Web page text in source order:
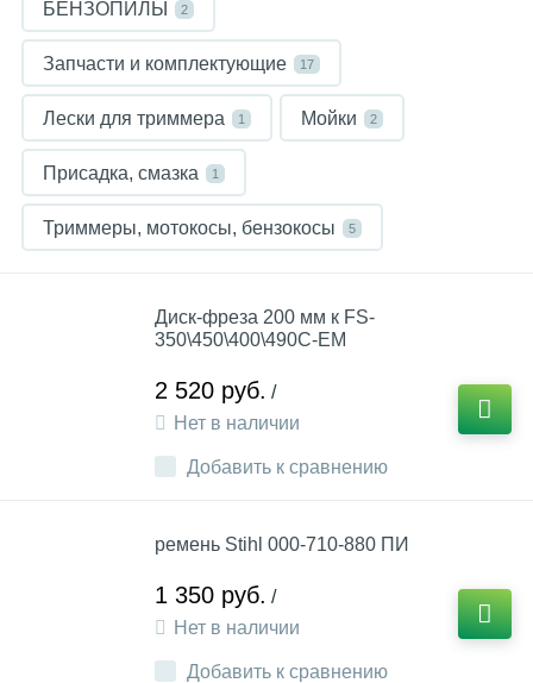
БЕНЗОПИЛЫ 2
Запчасти и комплектующие 17
Лески для триммера 1 Мойки 2
Присадка, смазка 1
Триммеры, мотокосы, бензокосы 5
Диск-фреза 200 мм к FS-
350\450\400\490С-ЕМ
2 520 руб. /
Нет в наличии
Добавить к сравнению
ремень Stihl 000-710-880 ПИ
1 350 руб. /
Нет в наличии
Добавить к сравнению